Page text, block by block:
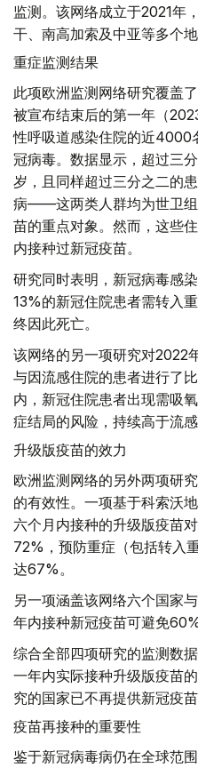
监测。该网络成立于2021年
干、南高加索及中亚等多个地
重症监测结果
此项欧洲监测网络研究覆盖
被宣布结束后的第一年（
性呼吸道感染住院的近4000
冠病毒。数据显示，超过三
岁，且同样超过三分之二的
病——这两类人群均为世卫
苗的重点对象。然而，这些
内接种过新冠疫苗。
研究同时表明，新冠病毒感
13%的新冠住院患者需转入
终因此死亡。
该网络的另一项研究对2022
与因流感住院的患者进行了
内，新冠住院患者出现需吸
症结局的风险，持续高于流感
升级版疫苗的效力
欧洲监测网络的另外两项研
的有效性。一项基于科索沃
六个月内接种的升级版疫苗
72%，预防重症（包括转入
达67%。
另一项涵盖该网络六个国家
年内接种新冠疫苗可避免
综合全部四项研究的监测数
一年内实际接种升级版疫苗
究的国家已不再提供新冠疫苗
疫苗再接种的重要性
鉴于新冠病毒病仍在全球范